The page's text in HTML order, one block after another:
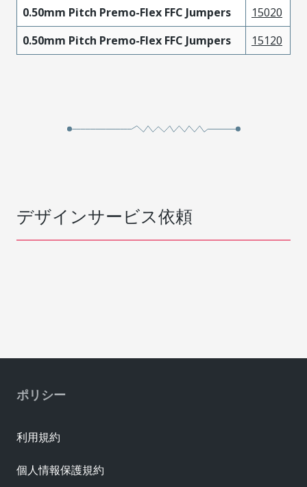
0.50mm Pitch Premo-Flex FFC Jumpers
15020
0.50mm Pitch Premo-Flex FFC Jumpers
15120
デザインサービス依頼
ポリシー
利用規約
個人情報保護規約